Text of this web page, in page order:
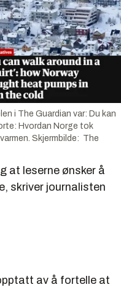
i The Guardian var: Du kan
Hvordan Norge tok
Skjermbilde: The
at leserne ønsker å
skriver journalisten
av å fortelle at